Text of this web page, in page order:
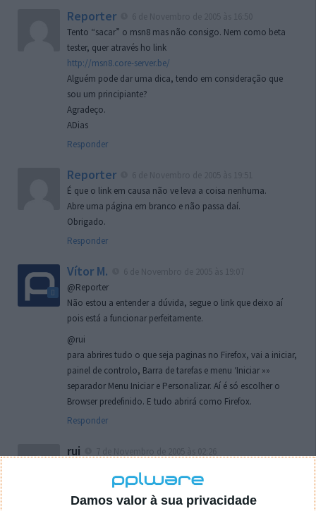
Damos valor à sua privacidade
Reporter
Tento “sacar” o msn8 mas não consigo. Nem como beta
tester, quer através ho link
http://msn8.core-server.be/
Alguém pode dar uma dica, tendo em consideração que
sou um principiante?
Agradeço.
ADias
Responder
Reporter
É que o link em causa não ve leva a coisa nenhuma.
Abre uma página em branco e não passa daí.
Obrigado.
Responder
Vítor M.
@Reporter
Não estou a entender a dúvida, segue o link que deixo aí
pois está a funcionar perfeitamente.
@rui
para abrires tudo o que seja paginas no Firefox, vai a iniciar,
painel de controlo, Barra de tarefas e menu ‘Iniciar »»
separador Menu Iniciar e Personalizar. Aí é só escolher o
Browser predefinido. E tudo abrirá como Firefox.
Responder
rui
localizaçao referida n se encontra la nada k me permita por
o firefox como browser predefenido
Ja percorri o painel